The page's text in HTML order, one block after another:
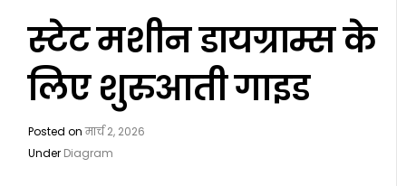
स्टेट मशीन डायग्राम्स के
लिए शुरुआती गाइड
Posted onमार्च 2, 2026
Under Diagram